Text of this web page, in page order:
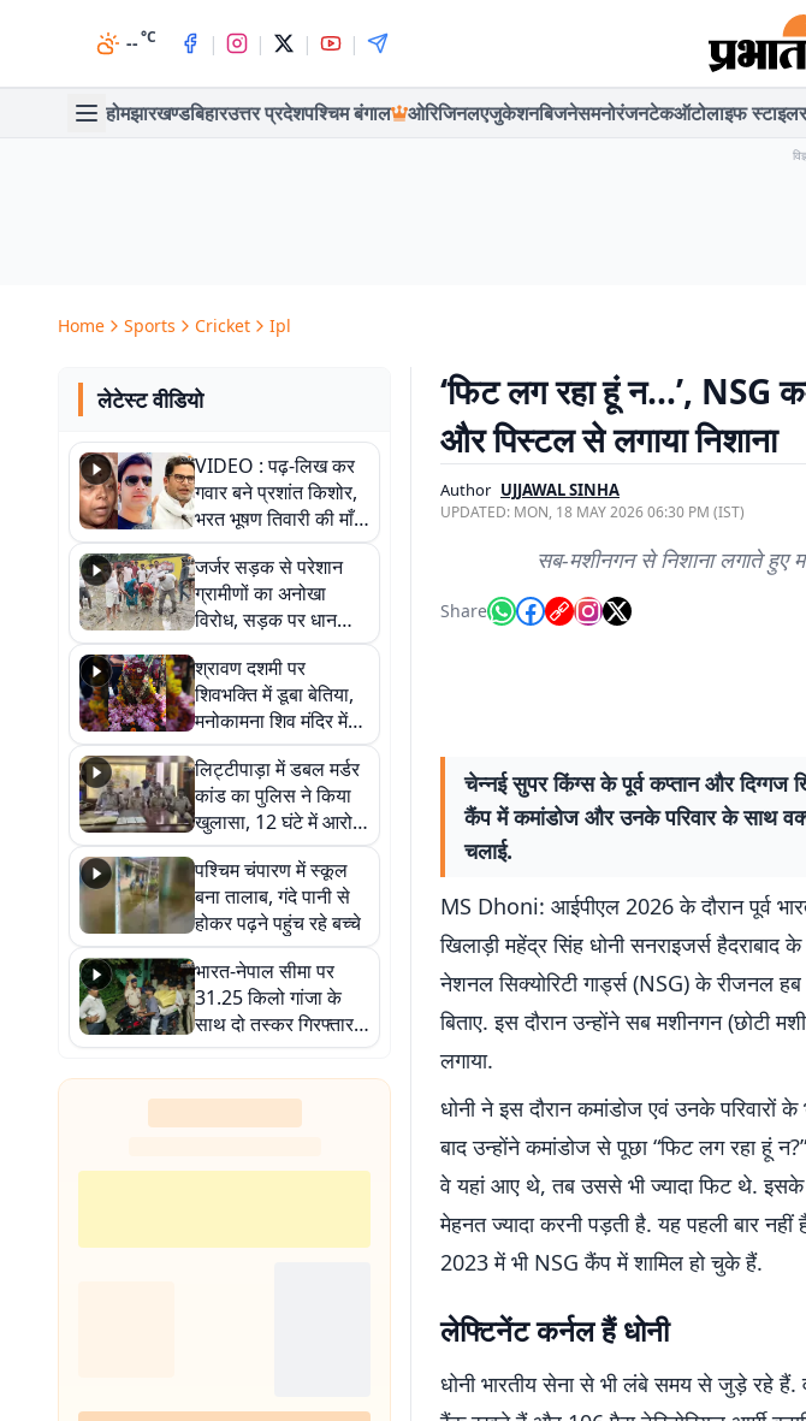
--°C | | | |
होमझारखण्डबिहारउत्तर प्रदेशपश्चिम बंगाल ओरिजिनलएजुकेशनबिजनेसमनोरंजनटेकऑटोलाइफ स्टाइल
Home Sports Cricket Ipl
लेटेस्ट वीडियो
VIDEO : पढ़-लिख कर
गवार बने प्रशांत किशोर,
भरत भूषण तिवारी की माँ ने
कहा नहीं थी उम्मीद, बेटा
था तो किसी को बोलने की
नहीं थी हिम्मत
जर्जर सड़क से परेशान
ग्रामीणों का अनोखा
विरोध, सड़क पर धान
रोपकर और खाद डालकर
जताया आक्रोश
श्रावण दशमी पर
शिवभक्ति में डूबा बेतिया,
मनोकामना शिव मंदिर में
हुआ भव्य श्रृंगार
लिट्टीपाड़ा में डबल मर्डर
कांड का पुलिस ने किया
खुलासा, 12 घंटे में आरोपी
गिरफ्तार
पश्चिम चंपारण में स्कूल
बना तालाब, गंदे पानी से
होकर पढ़ने पहुंच रहे बच्चे
भारत-नेपाल सीमा पर
31.25 किलो गांजा के
साथ दो तस्कर गिरफ्तार,
नेपाली नंबर की बाइक
जब्त
‘फिट लग रहा हूं न…’, NSG
और पिस्टल से लगाया निशाना
Author UJJAWAL SINHA
UPDATED: MON, 18 MAY 2026 06:30 PM (IST)
सब-मशीनगन से निशाना लगाते हुए
Share
चेन्नई सुपर किंग्स के पूर्व कप्तान और दिग्गज
कैंप में कमांडोज और उनके परिवार के साथ
चलाई.
MS Dhoni: आईपीएल 2026 के दौरान पूर्व
खिलाड़ी महेंद्र सिंह धोनी सनराइजर्स
नेशनल सिक्योरिटी गार्ड्स (NSG) के रीजनल
बिताए. इस दौरान उन्होंने सब मशीनगन (छोटी
लगाया.
धोनी ने इस दौरान कमांडोज एवं उनके
बाद उन्होंने कमांडोज से पूछा “फिट लग रहा हूं
वे यहां आए थे, तब उससे भी ज्यादा फिट थे.
मेहनत ज्यादा करनी पड़ती है. यह पहली बार
2023 में भी NSG कैंप में शामिल हो चुके हैं.
लेफ्टिनेंट कर्नल हैं धोनी
धोनी भारतीय सेना से भी लंबे समय से जुड़े रहे हैं.